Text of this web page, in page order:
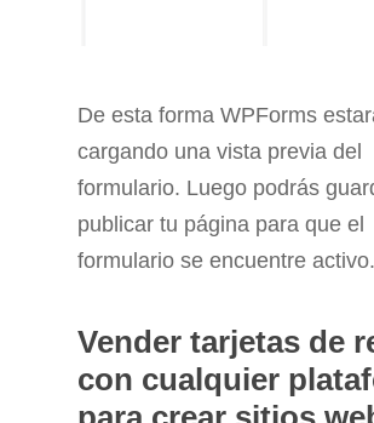
De esta forma WPForms
cargando una vista previa del
formulario. Luego podrás
publicar tu página para que el
formulario se encuentre activo.
Vender tarjetas de
con cualquier